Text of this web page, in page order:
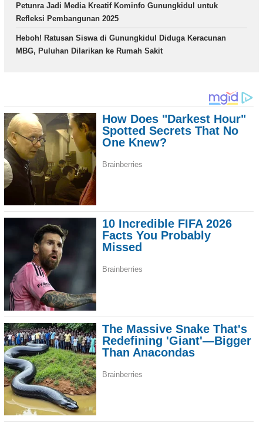
Petunra Jadi Media Kreatif Kominfo Gunungkidul untuk
Refleksi Pembangunan 2025
Heboh! Ratusan Siswa di Gunungkidul Diduga Keracunan
MBG, Puluhan Dilarikan ke Rumah Sakit